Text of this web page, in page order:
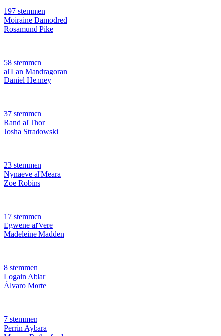
197 stemmen
Moiraine Damodred
Rosamund Pike
58 stemmen
al'Lan Mandragoran
Daniel Henney
37 stemmen
Rand al'Thor
Josha Stradowski
23 stemmen
Nynaeve al'Meara
Zoe Robins
17 stemmen
Egwene al'Vere
Madeleine Madden
8 stemmen
Logain Ablar
Álvaro Morte
7 stemmen
Perrin Aybara